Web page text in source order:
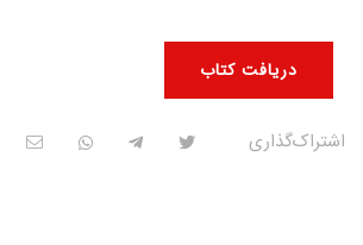
دریافت کتاب
اشتراک‌گذاری